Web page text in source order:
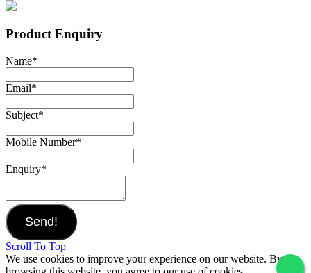
Product Enquiry
Name*
Email*
Subject*
Mobile Number*
Enquiry*
Send!
Scroll To Top
We use cookies to improve your experience on our website. By